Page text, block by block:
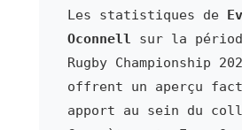
Les statistiques de
Oconnell sur la
Rugby Championship
offrent un aperçu
apport au sein du